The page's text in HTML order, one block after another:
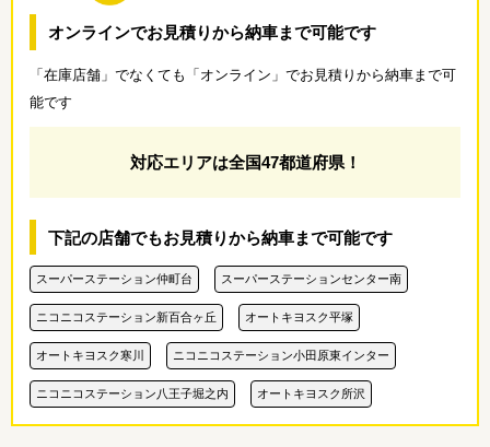
オンラインでお見積りから納車まで可能です
「在庫店舗」でなくても「オンライン」でお見積りから納車まで可
能です
対応エリアは全国47都道府県！
下記の店舗でもお見積りから納車まで可能です
スーパーステーション仲町台 スーパーステーションセンター南
ニコニコステーション新百合ヶ丘 オートキヨスク平塚
オートキヨスク寒川 ニコニコステーション小田原東インター
ニコニコステーション八王子堀之内 オートキヨスク所沢